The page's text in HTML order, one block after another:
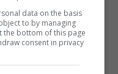
data on the basis
to by managing
the bottom of this page
consent in privacy